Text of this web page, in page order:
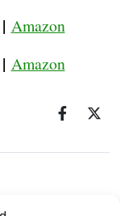
Amazon
Amazon